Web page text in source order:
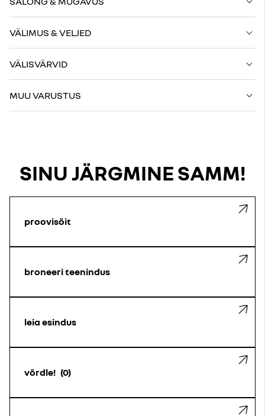
VÄLIMUS & VELJED
VÄLISVÄRVID
MUU VARUSTUS
SINU JÄRGMINE SAMM!
proovisõit
broneeri teenindus
leia esindus
võrdle! 0